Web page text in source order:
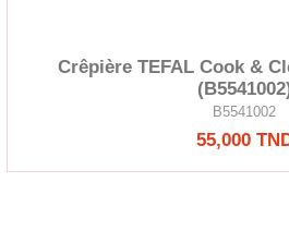
Crêpière TEFAL Cook &
B5541002
55,000